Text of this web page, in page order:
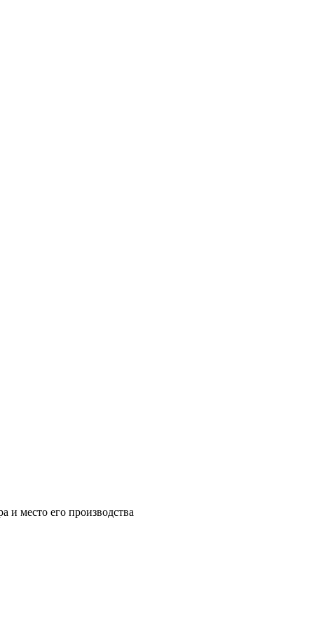
и место его производства